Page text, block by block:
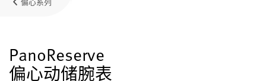
我的账户
售后服务
国际质保, 保养, 修复工作室
PanoReserve
偏心动储腕表